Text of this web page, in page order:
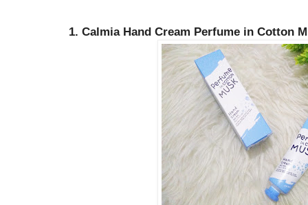
1. Calmia Hand Cream Perfume in Cotton